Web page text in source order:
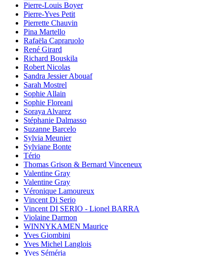
Pierre-Louis Boyer
Pierre-Yves Petit
Pierrette Chauvin
Pina Martello
Rafaëla Capraruolo
René Girard
Richard Bouskila
Robert Nicolas
Sandra Jessier Abouaf
Sarah Mostrel
Sophie Allain
Sophie Floreani
Soraya Alvarez
Stéphanie Dalmasso
Suzanne Barcelo
Sylvia Meunier
Sylviane Bonte
Tério
Thomas Grison & Bernard Vinceneux
Valentine Gray
Valentine Gray
Véronique Lamoureux
Vincent Di Serio
Vincent DI SERIO - Lionel BARRA
Violaine Darmon
WINNYKAMEN Maurice
Yves Giombini
Yves Michel Langlois
Yves Séméria